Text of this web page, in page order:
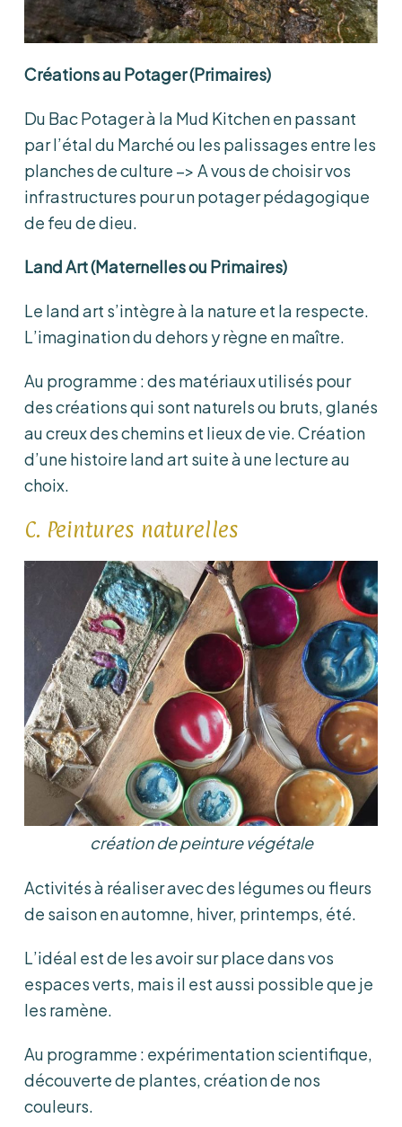
Créations au Potager (Primaires)
Du Bac Potager à la Mud Kitchen en passant
par l’étal du Marché ou les palissages entre les
planches de culture –> A vous de choisir vos
infrastructures pour un potager pédagogique
de feu de dieu.
Land Art (Maternelles ou Primaires)
Le land art s’intègre à la nature et la respecte.
L’imagination du dehors y règne en maître.
Au programme : des matériaux utilisés pour
des créations qui sont naturels ou bruts, glanés
au creux des chemins et lieux de vie. Création
d’une histoire land art suite à une lecture au
choix.
C. Peintures naturelles
création de peinture végétale
Activités à réaliser avec des légumes ou fleurs
de saison en automne, hiver, printemps, été.
L’idéal est de les avoir sur place dans vos
espaces verts, mais il est aussi possible que je
les ramène.
Au programme : expérimentation scientifique,
découverte de plantes, création de nos
couleurs.